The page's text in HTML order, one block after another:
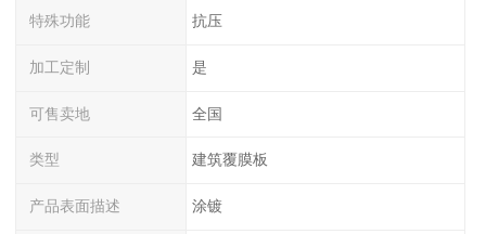
特殊功能 抗压
加工定制 是
可售卖地 全国
类型 建筑覆膜板
产品表面描述 涂镀